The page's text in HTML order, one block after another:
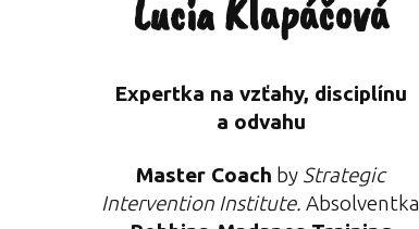
Lucia Klapáčová
Expertka na vzťahy, disciplínu
a odvahu
Master Coach by Strategic
Intervention Institute. Absolventka